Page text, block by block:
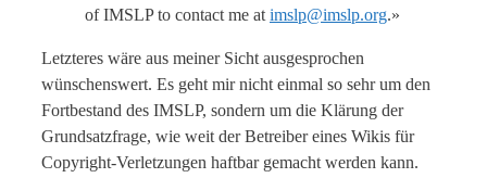
of IMSLP to contact me at imslp@imslp.org.»
Letzteres wäre aus meiner Sicht ausgesprochen
wünschenswert. Es geht mir nicht einmal so sehr um den
Fortbestand des IMSLP, sondern um die Klärung der
Grundsatzfrage, wie weit der Betreiber eines Wikis für
Copyright-Verletzungen haftbar gemacht werden kann.